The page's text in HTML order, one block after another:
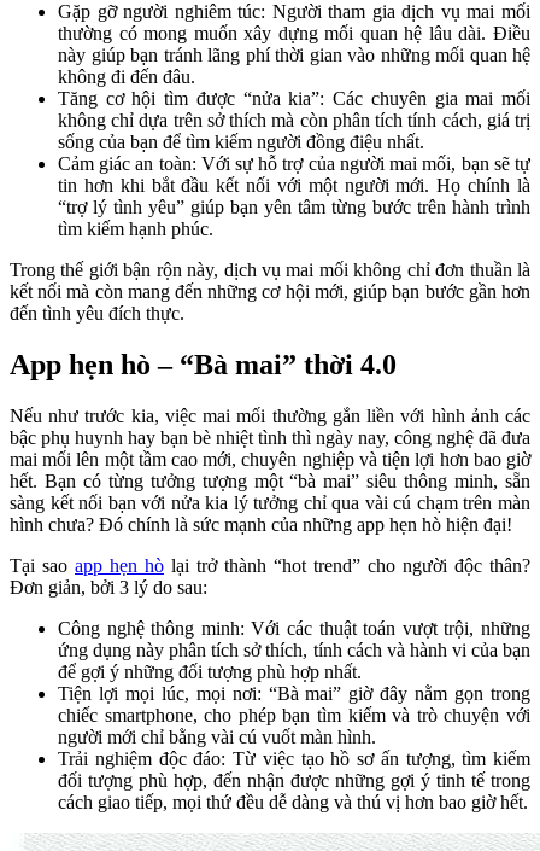
Gặp gỡ người nghiêm túc: Người tham gia dịch vụ mai mối
thường có mong muốn xây dựng mối quan hệ lâu dài. Điều
này giúp bạn tránh lãng phí thời gian vào những mối quan hệ
không đi đến đâu.
Tăng cơ hội tìm được “nửa kia”: Các chuyên gia mai mối
không chỉ dựa trên sở thích mà còn phân tích tính cách, giá trị
sống của bạn để tìm kiếm người đồng điệu nhất.
Cảm giác an toàn: Với sự hỗ trợ của người mai mối, bạn sẽ tự
tin hơn khi bắt đầu kết nối với một người mới. Họ chính là
“trợ lý tình yêu” giúp bạn yên tâm từng bước trên hành trình
tìm kiếm hạnh phúc.
Trong thế giới bận rộn này, dịch vụ mai mối không chỉ đơn thuần là
kết nối mà còn mang đến những cơ hội mới, giúp bạn bước gần hơn
đến tình yêu đích thực.
App hẹn hò – “Bà mai” thời 4.0
Nếu như trước kia, việc mai mối thường gắn liền với hình ảnh các
bậc phụ huynh hay bạn bè nhiệt tình thì ngày nay, công nghệ đã đưa
mai mối lên một tầm cao mới, chuyên nghiệp và tiện lợi hơn bao giờ
hết. Bạn có từng tưởng tượng một “bà mai” siêu thông minh, sẵn
sàng kết nối bạn với nửa kia lý tưởng chỉ qua vài cú chạm trên màn
hình chưa? Đó chính là sức mạnh của những app hẹn hò hiện đại!
Tại sao app hẹn hò lại trở thành “hot trend” cho người độc thân?
Đơn giản, bởi 3 lý do sau:
Công nghệ thông minh: Với các thuật toán vượt trội, những
ứng dụng này phân tích sở thích, tính cách và hành vi của bạn
để gợi ý những đối tượng phù hợp nhất.
Tiện lợi mọi lúc, mọi nơi: “Bà mai” giờ đây nằm gọn trong
chiếc smartphone, cho phép bạn tìm kiếm và trò chuyện với
người mới chỉ bằng vài cú vuốt màn hình.
Trải nghiệm độc đáo: Từ việc tạo hồ sơ ấn tượng, tìm kiếm
đối tượng phù hợp, đến nhận được những gợi ý tinh tế trong
cách giao tiếp, mọi thứ đều dễ dàng và thú vị hơn bao giờ hết.